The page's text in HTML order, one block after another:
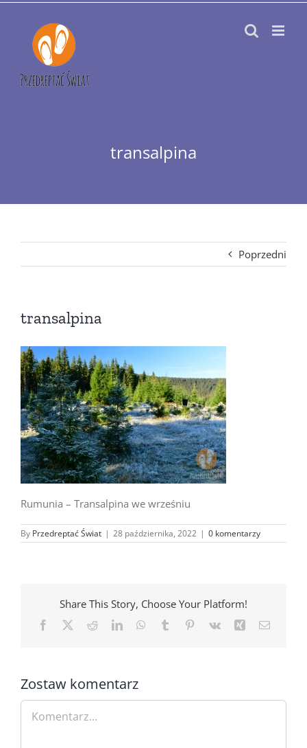
Przejdź
zawartości
transalpina
Poprzedni
transalpina
Rumunia – Transalpina we wrześniu
By Przedreptać Świat | 28 października, 2022 | 0 komentarzy
Share This Story, Choose Your Platform!
Facebook RedditLinkedInWhatsApp
Tumblr Pinterest
Vk Xing Email
Zostaw komentarz
Comment